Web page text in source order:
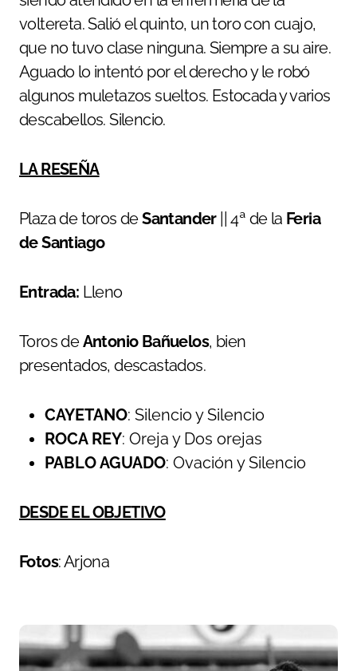
voltereta. Salió el quinto, un toro con cuajo,
que no tuvo clase ninguna. Siempre a su aire.
Aguado lo intentó por el derecho y le robó
algunos muletazos sueltos. Estocada y varios
descabellos. Silencio.
LA RESEÑA
Plaza de toros deSantander|| 4ª de la Feria
de Santiago
Entrada: Lleno
Toros deAntonio Bañuelos, bien
presentados, descastados.
CAYETANO: Silencio y Silencio
ROCA REY: Oreja y Dos orejas
PABLO AGUADO: Ovación y Silencio
DESDE EL OBJETIVO
Fotos: Arjona